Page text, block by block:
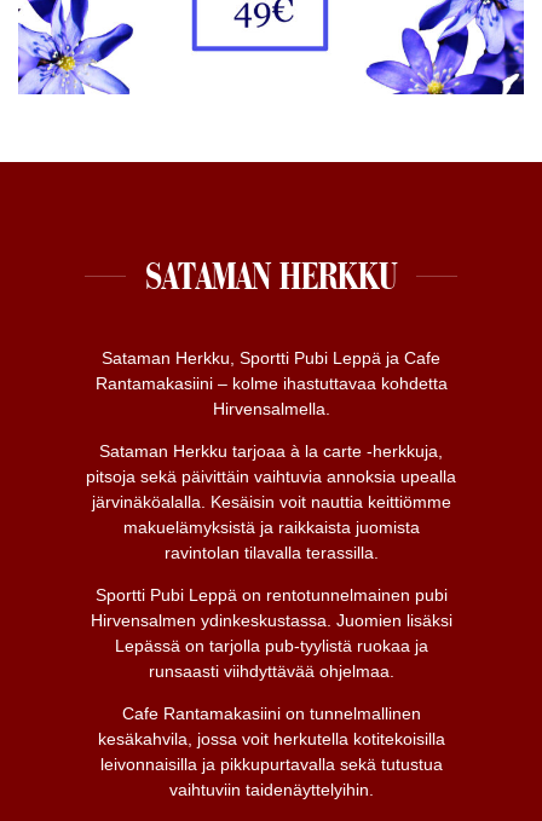
SATAMAN HERKKU
Sataman Herkku, Sportti Pubi Leppä ja Cafe
Rantamakasiini – kolme ihastuttavaa kohdetta
Hirvensalmella.
Sataman Herkku tarjoaa à la carte -herkkuja,
pitsoja sekä päivittäin vaihtuvia annoksia upealla
järvinäköalalla. Kesäisin voit nauttia keittiömme
makuelämyksistä ja raikkaista juomista
ravintolan tilavalla terassilla.
Sportti Pubi Leppä on rentotunnelmainen pubi
Hirvensalmen ydinkeskustassa. Juomien lisäksi
Lepässä on tarjolla pub-tyylistä ruokaa ja
runsaasti viihdyttävää ohjelmaa.
Cafe Rantamakasiini on tunnelmallinen
kesäkahvila, jossa voit herkutella kotitekoisilla
leivonnaisilla ja pikkupurtavalla sekä tutustua
vaihtuviin taidenäyttelyihin.